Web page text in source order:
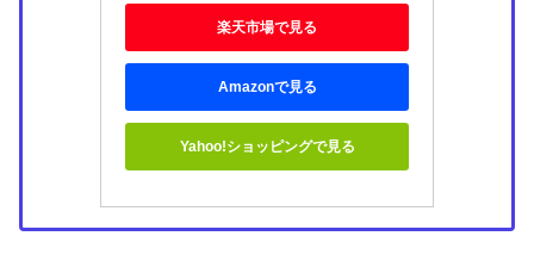
楽天市場で見る
Amazonで見る
Yahoo!ショッピングで見る